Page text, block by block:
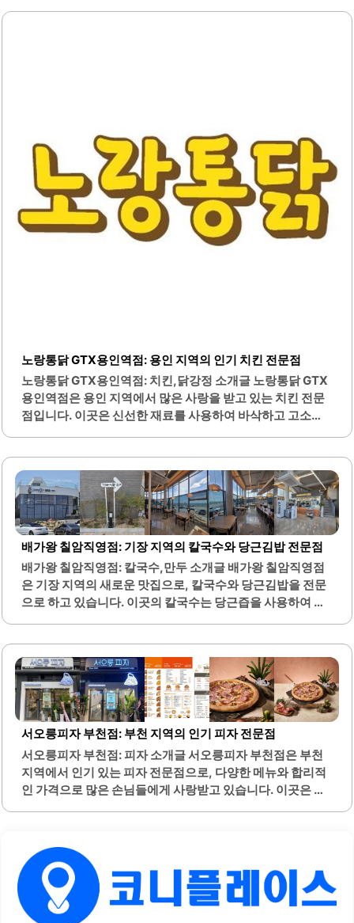
니다. 이곳의 매운탕은 깊은 맛을 자랑하며, 회와 함께 즐기기
에 적합합니다. 또한, 다양한..
노랑통닭 GTX용인역점: 용인 지역의 인기 치킨 전문점
노랑통닭 GTX용인역점: 치킨,닭강정 소개글 노랑통닭 GTX
용인역점은 용인 지역에서 많은 사랑을 받고 있는 치킨 전문
점입니다. 이곳은 신선한 재료를 사용하여 바삭하고 고소한
활하여 편리하게 이용할 수 있습니다. 매장에서 직접 튀겨낸
치킨은 더욱 바삭한 식감을 자랑하며, 고객들이 만족할 수 있
는 맛을 제공합니다. 사장님은 친절하게 고객을 맞이하며, 서
비스에 대한 긍정적인 평가가 많습니다.또한, 포장 주문 시 음
료수와 샐러드를 서비스로 제공하는 등 고객을 위한 다양한
혜택이 마련되어 있습니다. 매장은 아담하지만 아늑한 분위
기를 가지고 있어, 친구나 가족과 함께 방문하기에 적합합니
다. 치킨 외에도 다양한 사이드 메뉴가 있어 함께 즐기기에 좋
습니다.노랑통닭 GTX용인역점은 접근성이 뛰어난..
배가왕 칠암직영점: 기장 지역의 칼국수와 당근김밥 전문점
배가왕 칠암직영점: 칼국수,만두 소개글 배가왕 칠암직영점
은 기장 지역의 새로운 맛집으로, 칼국수와 당근김밥을 전문
으로 하고 있습니다. 이곳의 칼국수는 당근즙을 사용하여 만
참기름 향과 함께 속 재료가 풍부하여 별미로 즐길 수 있습니
다.식당 내부는 넓고 쾌적하여 편안한 식사 환경을 제공합니
다. 바다 전망이 가능한 위치에 있어 식사하면서 아름다운 경
치를 감상할 수 있습니다. 주차 공간이 마련되어 있어 차량 이
용 시에도 편리합니다.배가왕 칠암직영점은 다양한 사이드
메뉴를 제공하여 식사의 만족도를 높이고 있습니다. 특히, 만
두와 같은 추가 메뉴는 국물과 잘 어우러져 더욱 맛있게 즐길
수 있습니다. 이곳은 혼자 방문해도 부담 없이 식사할 수 있
는..
서오릉피자 부천점: 부천 지역의 인기 피자 전문점
서오릉피자 부천점: 피자 소개글 서오릉피자 부천점은 부천
지역에서 인기 있는 피자 전문점으로, 다양한 메뉴와 합리적
인 가격으로 많은 손님들에게 사랑받고 있습니다. 이곳은 특
제공하여 바쁜 일상 속에서도 간편하게 맛있는 피자를 즐길
수 있습니다. 서오릉피자는 특히 가족 단위 손님들에게 인기
가 많으며, 아이들이 좋아하는 메뉴가 다양하게 준비되어 있
습니다. 매장 앞에서 직접 주문 후 기다리는 동안, 신선한 재